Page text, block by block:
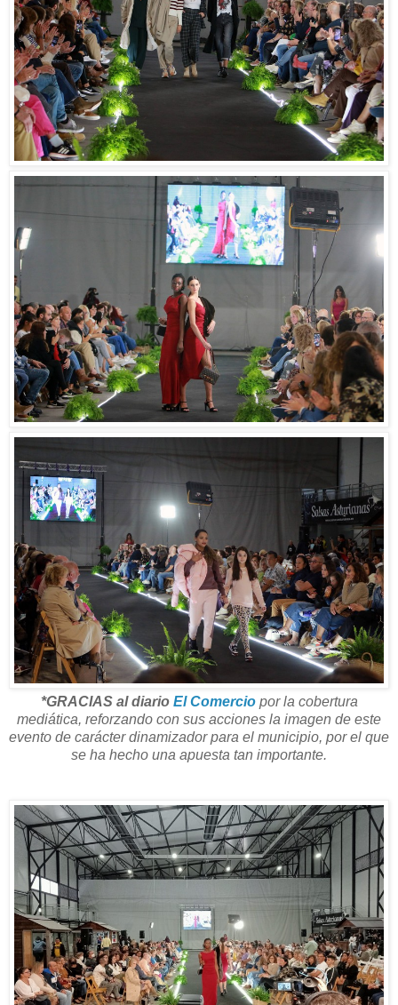
*GRACIAS al diario El Comerciopor la cobertura
mediática, reforzando con sus acciones la imagen de este
evento de carácter dinamizador para el municipio, por el que
se ha hecho una apuesta tan importante.